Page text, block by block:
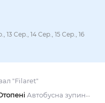
13 Сер., 14 Сер., 15 Сер., 16
"Filaret"
Автобусна зупинка, біля терміналу PLECARI, виходи C і D.